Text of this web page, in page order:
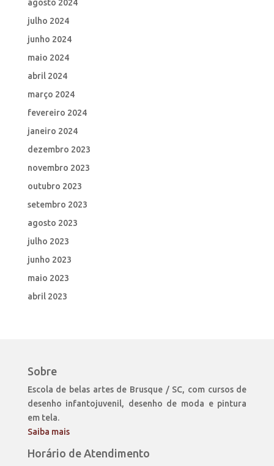
agosto 2024
julho 2024
junho 2024
maio 2024
abril 2024
março 2024
fevereiro 2024
janeiro 2024
dezembro 2023
novembro 2023
outubro 2023
setembro 2023
agosto 2023
julho 2023
junho 2023
maio 2023
abril 2023
Sobre
Escola de belas artes de Brusque / SC, com cursos de
desenho infantojuvenil, desenho de moda e pintura
em tela.
Saiba mais
Horário de Atendimento